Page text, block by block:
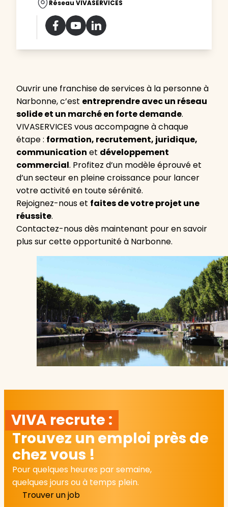
Réseau VIVASERVICES
Ouvrir une franchise de services à la personne à
Narbonne, c’est entreprendre avec un réseau
solide et un marché en forte demande.
VIVASERVICES vous accompagne à chaque
étape : formation, recrutement, juridique,
communication et développement
commercial. Profitez d’un modèle éprouvé et
d’un secteur en pleine croissance pour lancer
votre activité en toute sérénité.
Rejoignez-nous et faites de votre projet une
réussite.
Contactez-nous dès maintenant pour en savoir
plus sur cette opportunité à Narbonne.
VIVA recrute :
Trouvez un emploi près de
chez vous !
Pour quelques heures par semaine,
quelques jours ou à temps plein.
Trouver un job